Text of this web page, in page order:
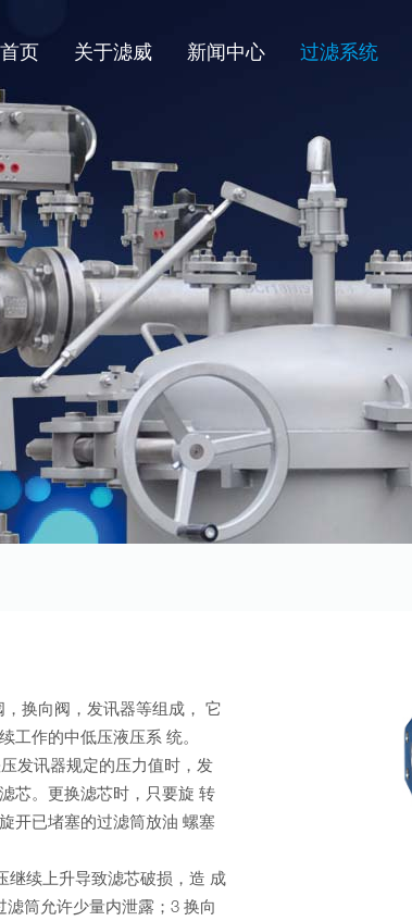
首页 关于滤威 新闻中心 过滤系统
换向阀，发讯器等组成， 它
工作的中低压液压系 统。
讯器规定的压力值时，发
芯。更换滤芯时，只要旋 转
开已堵塞的过滤筒放油 螺塞
续上升导致滤芯破损，造 成
筒允许少量内泄露；3 换向